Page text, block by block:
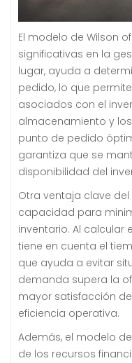
El modelo de Wilson
significativas en la
lugar, ayuda a
pedido, lo que
asociados con el
almacenamiento y
punto de pedido
garantiza que se
disponibilidad del
Otra ventaja clave
capacidad para
inventario. Al calcular
tiene en cuenta el
que ayuda a evitar
demanda supera la
mayor satisfacción
eficiencia operativa.
Además, el modelo
de los recursos